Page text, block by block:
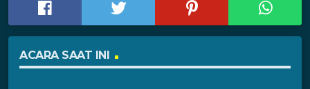
ACARA SAAT INI